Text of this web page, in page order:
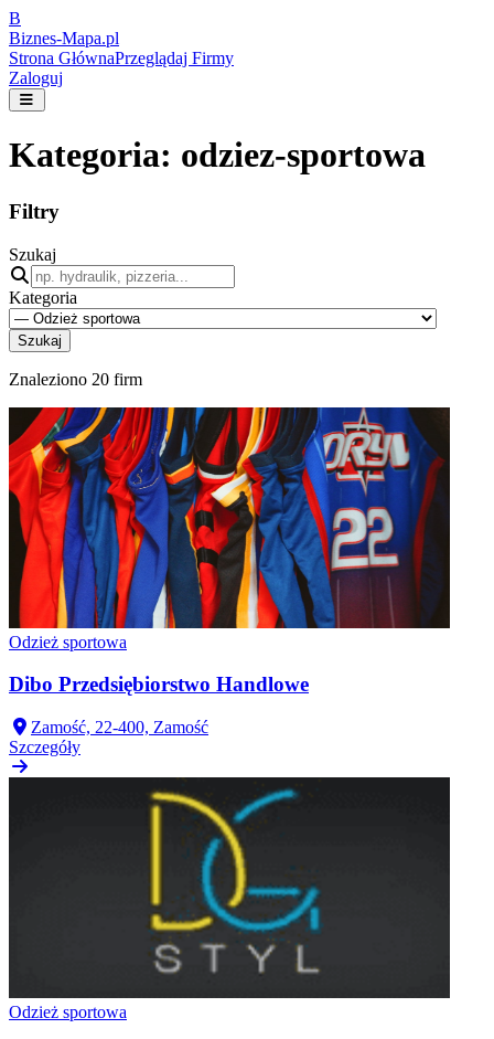
B
Biznes-Mapa.pl
Strona GłównaPrzeglądaj Firmy
Zaloguj
Kategoria: odziez-sportowa
Filtry
Szukaj
Kategoria
Szukaj
Znaleziono 20 firm
Odzież sportowa
Dibo Przedsiębiorstwo Handlowe
Zamość, 22-400, Zamość
Szczegóły
Odzież sportowa